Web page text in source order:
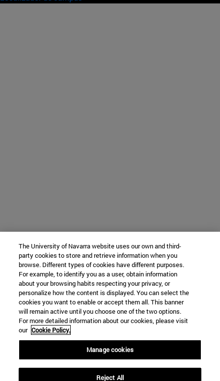
The University of Navarra website uses our own and third-
party cookies to store and retrieve information when you
browse. Different types of cookies have different purposes.
For example, to identify you as a user, obtain information
about your browsing habits respecting your privacy, or
personalize how the content is displayed. You can select the
cookies you want to enable or accept them all. This banner
will remain active until you choose one of the two options.
For more detailed information about our cookies, please visit
our Cookie Policy.
Manage cookies
Reject All